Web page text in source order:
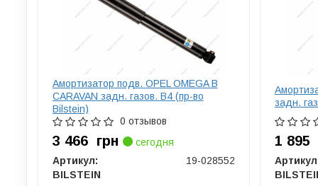
Амортизатор подв. OPEL OMEGA B
CARAVAN задн. газов. B4 (пр-во
Bilstein)
0 отзывов
3 466 грн
сегодня
Артикул:
19-028552
BILSTEIN
задн.
1 895